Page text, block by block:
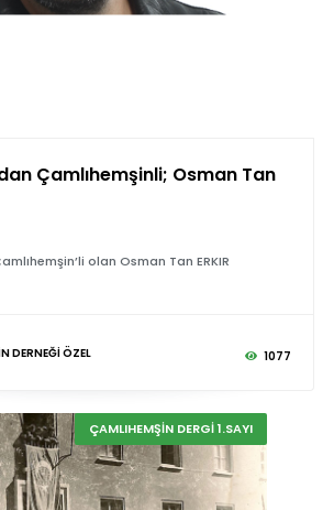
Çamlıhemşinli; Osman Tan
olan Osman Tan ERKIR
DERNEĞİ ÖZEL 1077
ÇAMLIHEMŞİN DERGİ 1.SAYI